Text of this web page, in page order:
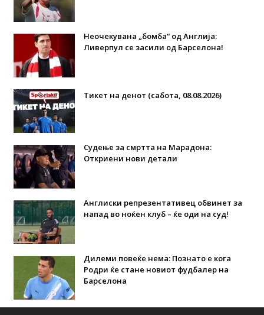
Неочекувана „бомба“ од Англија:
Ливерпул се засили од Барселона!
Тикет на денот (сабота, 08.08.2026)
Судење за смртта на Марадона:
Откриени нови детали
Англиски репрезентативец обвинет за
напад во ноќен клуб – ќе оди на суд!
Дилеми повеќе нема: Познато е кога
Родри ќе стане новиот фудбалер на
Барселона